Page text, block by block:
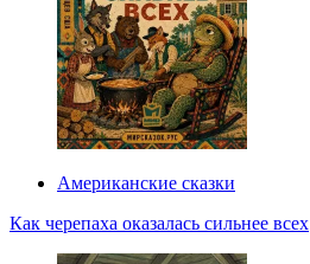
Американские сказки
Как черепаха оказалась сильнее всех